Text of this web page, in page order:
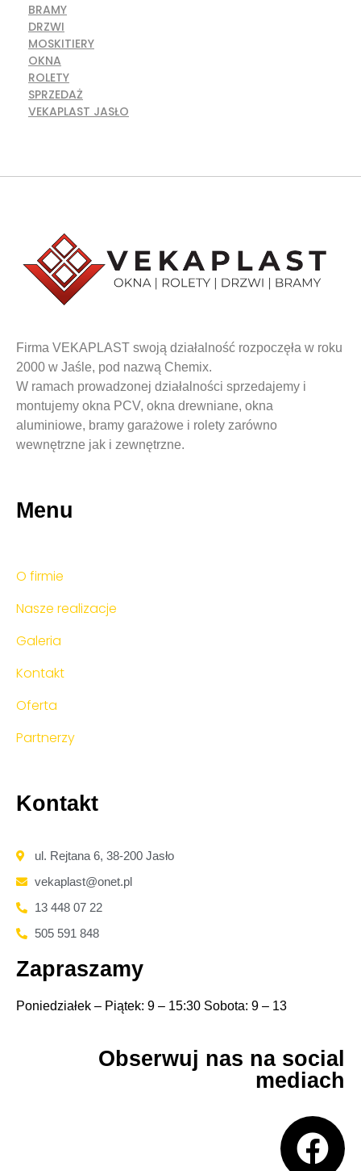
BRAMY
DRZWI
MOSKITIERY
OKNA
ROLETY
SPRZEDAŻ
VEKAPLAST JASŁO
Firma VEKAPLAST swoją działalność rozpoczęła w roku
2000 w Jaśle, pod nazwą Chemix.
W ramach prowadzonej działalności sprzedajemy i
montujemy okna PCV, okna drewniane, okna
aluminiowe, bramy garażowe i rolety zarówno
wewnętrzne jak i zewnętrzne.
Menu
O firmie
Nasze realizacje
Galeria
Kontakt
Oferta
Partnerzy
Kontakt
ul. Rejtana 6, 38-200 Jasło
vekaplast@onet.pl
13 448 07 22
505 591 848
Zapraszamy
Poniedziałek – Piątek: 9 – 15:30 Sobota: 9 – 13
Obserwuj nas na social
mediach